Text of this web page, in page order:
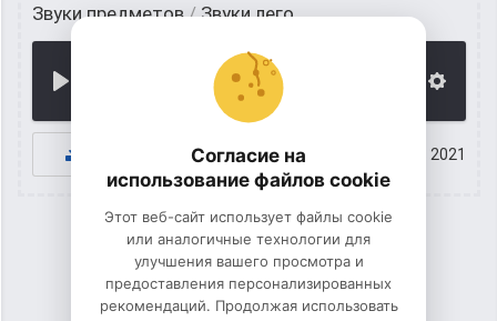
Звуки предметов/Звуки лего
К СКАЧИВАНИЮ 15 июнь 2021
Согласие на
использование файлов cookie
Этот веб-сайт использует файлы cookie
или аналогичные технологии для
улучшения вашего просмотра и
предоставления персонализированных
рекомендаций. Продолжая использовать